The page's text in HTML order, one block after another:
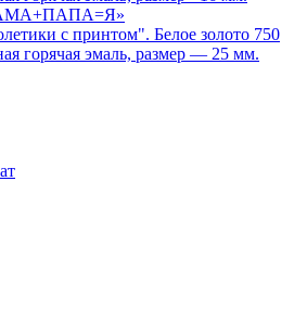
с принтом". Белое золото 750
горячая эмаль, размер — 25 мм.